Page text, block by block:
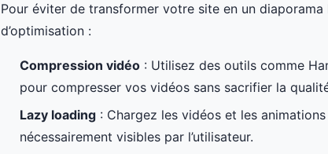
Pour éviter de transformer votre site en un
d’optimisation :
Compression vidéo : Utilisez des outils comme
pour compresser vos vidéos sans sacrifier la
Lazy loading : Chargez les vidéos et les
nécessairement visibles par l’utilisateur.